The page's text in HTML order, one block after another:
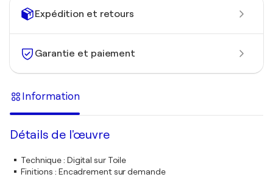
Expédition et retours
Garantie et paiement
Information
Détails de l'œuvre
Technique: Digital sur Toile
Finitions : Encadrement sur demande